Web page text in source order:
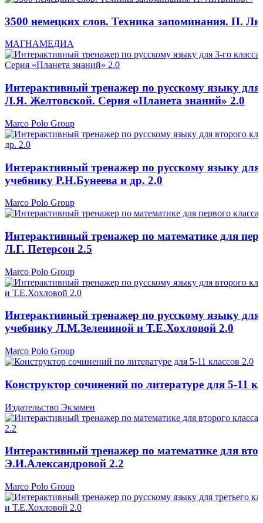
3500 немецких слов. Техника запоминания. П.
МАГНАМЕДИА
Интерактивный тренажер по русскому языку для
Л.Я. Желтовской. Серия «Планета знаний» 2.0
Marco Polo Group
Интерактивный тренажер по русскому языку для
учебнику Р.Н.Бунеева и др. 2.0
Marco Polo Group
Интерактивный тренажер по математике для
Л.Г. Петерсон 2.5
Marco Polo Group
Интерактивный тренажер по русскому языку для
учебнику Л.М.Зелениной и Т.Е.Хохловой 2.0
Marco Polo Group
Конструктор сочинений по литературе для 5-11
Издательство Экзамен
Интерактивный тренажер по математике для
Э.И.Александровой 2.2
Marco Polo Group